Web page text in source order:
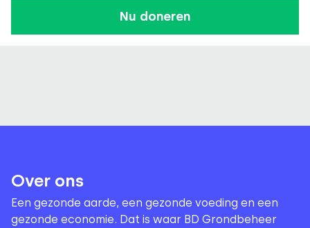
Nu doneren
Over ons
Een gezonde aarde, een gezonde voeding en een
gezonde economie. Dat is waar BD Grondbeheer